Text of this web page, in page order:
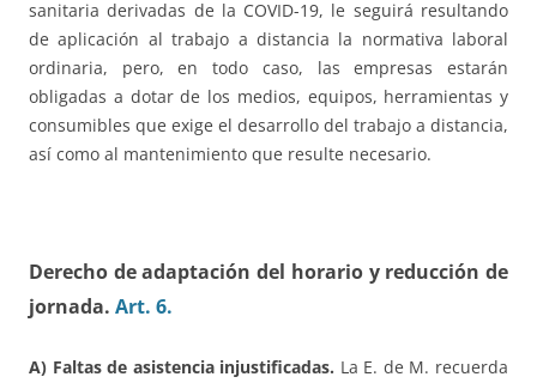
sanitaria derivadas de la COVID-19, le seguirá resultando
de aplicación al trabajo a distancia la normativa laboral
ordinaria, pero, en todo caso, las empresas estarán
obligadas a dotar de los medios, equipos, herramientas y
consumibles que exige el desarrollo del trabajo a distancia,
así como al mantenimiento que resulte necesario.
Derecho de adaptación del horario y reducción de
jornada. Art. 6.
A) Faltas de asistencia injustificadas. La E. de M. recuerda